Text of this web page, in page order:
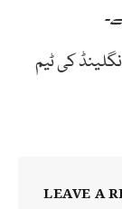
کی ٹیم
LEAVE A